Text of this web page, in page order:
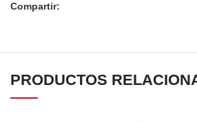
Compartir:
PRODUCTOS